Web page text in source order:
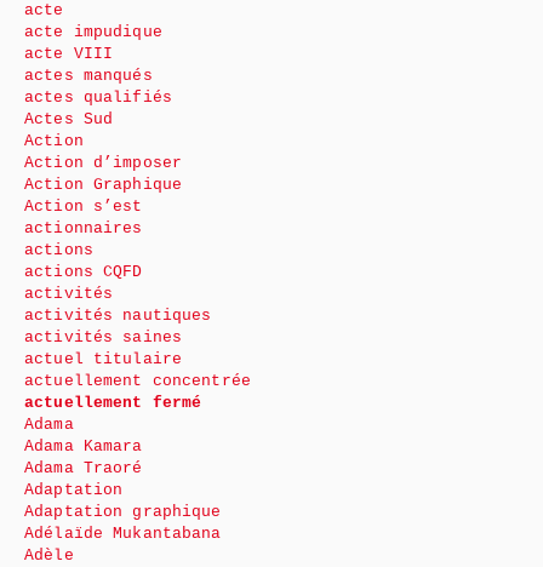
acte
acte impudique
acte VIII
actes manqués
actes qualifiés
Actes Sud
Action
Action d’imposer
Action Graphique
Action s’est
actionnaires
actions
actions CQFD
activités
activités nautiques
activités saines
actuel titulaire
actuellement concentrée
actuellement fermé
Adama
Adama Kamara
Adama Traoré
Adaptation
Adaptation graphique
Adélaïde Mukantabana
Adèle